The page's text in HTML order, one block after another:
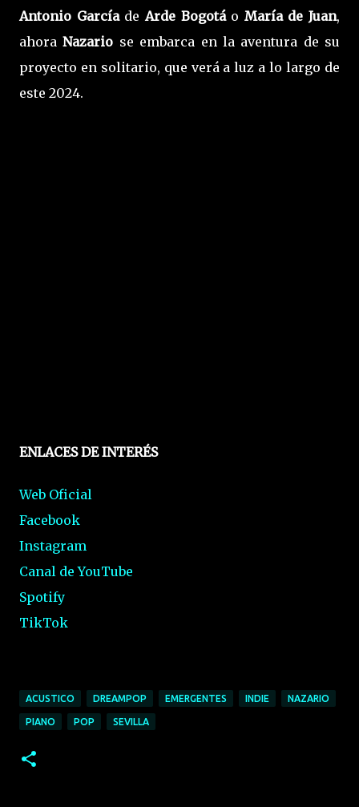
Antonio García deArde Bogotáo María de Juan,
ahoraNazario se embarca en la aventura de su
proyecto en solitario, que verá a luz a lo largo de
este 2024.
ENLACES DE INTERÉS
Web Oficial
Facebook
Instagram
Canal de YouTube
Spotify
TikTok
ACUSTICO DREAMPOP EMERGENTES INDIE NAZARIO
PIANO POP SEVILLA